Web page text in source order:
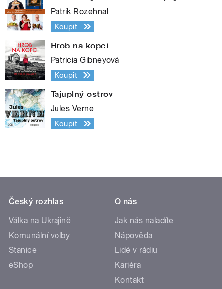
Patrik Rozehnal
Koupit
Hrob na kopci
Patricia Gibneyová
Koupit
Tajuplný ostrov
Jules Verne
Koupit
Český rozhlas
Válka na Ukrajině
Komunální volby
Stanice
eShop
O nás
Jak nás naladíte
Nápověda
Lidé v rádiu
Kariéra
Kontakt